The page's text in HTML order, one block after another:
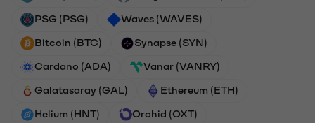
PSG (PSG) Waves (WAVES)
Bitcoin (BTC) Synapse (SYN)
Cardano (ADA) Vanar (VANRY)
Galatasaray (GAL) Ethereum (ETH)
Helium (HNT) Orchid (OXT)